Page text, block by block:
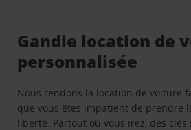
Gandie location de
personnalisée
Nous rendons la location de voiture
que vous êtes impatient de prendre
liberté. Partout où vous irez, des